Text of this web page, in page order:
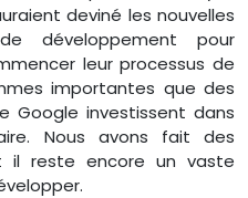
deviné les nouvelles
développement pour
leur processus de
importantes que des
Google investissent dans
Nous avons fait des
il reste encore un vaste